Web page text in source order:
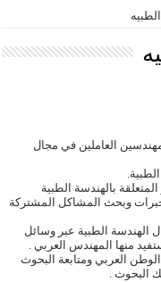
العاملين في مجال
بالهندسة الطبية
وبحث المشاكل المشتركة
الهندسة الطبية عبر وسائل
منها المهندس العربي .
العربي ومتابعة البحوث
البحوث .